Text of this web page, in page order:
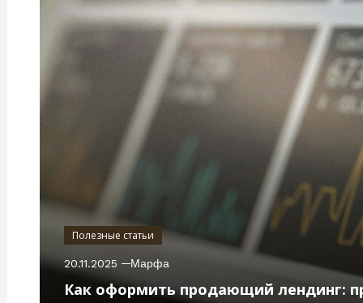
Полезные статьи
20.11.2025 Марфа
Как оформить продающий лендинг: